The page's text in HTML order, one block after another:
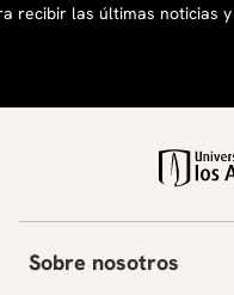
recibir las últimas noticias
Sobre nosotros